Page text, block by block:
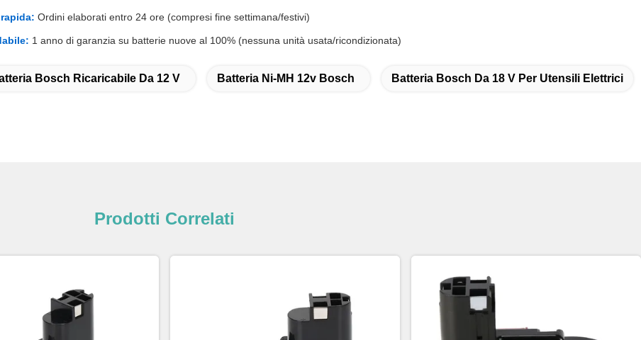
Ordini elaborati entro 24 ore (compresi fine settimana/festivi)
1 anno di garanzia su batterie nuove al 100% (nessuna unità usata/ricondizionata)
Bosch Ricaricabile Da 12 V Batteria Ni-MH 12v Bosch Batteria Bosch Da 18 V Per Utensili Elettrici
Prodotti Correlati